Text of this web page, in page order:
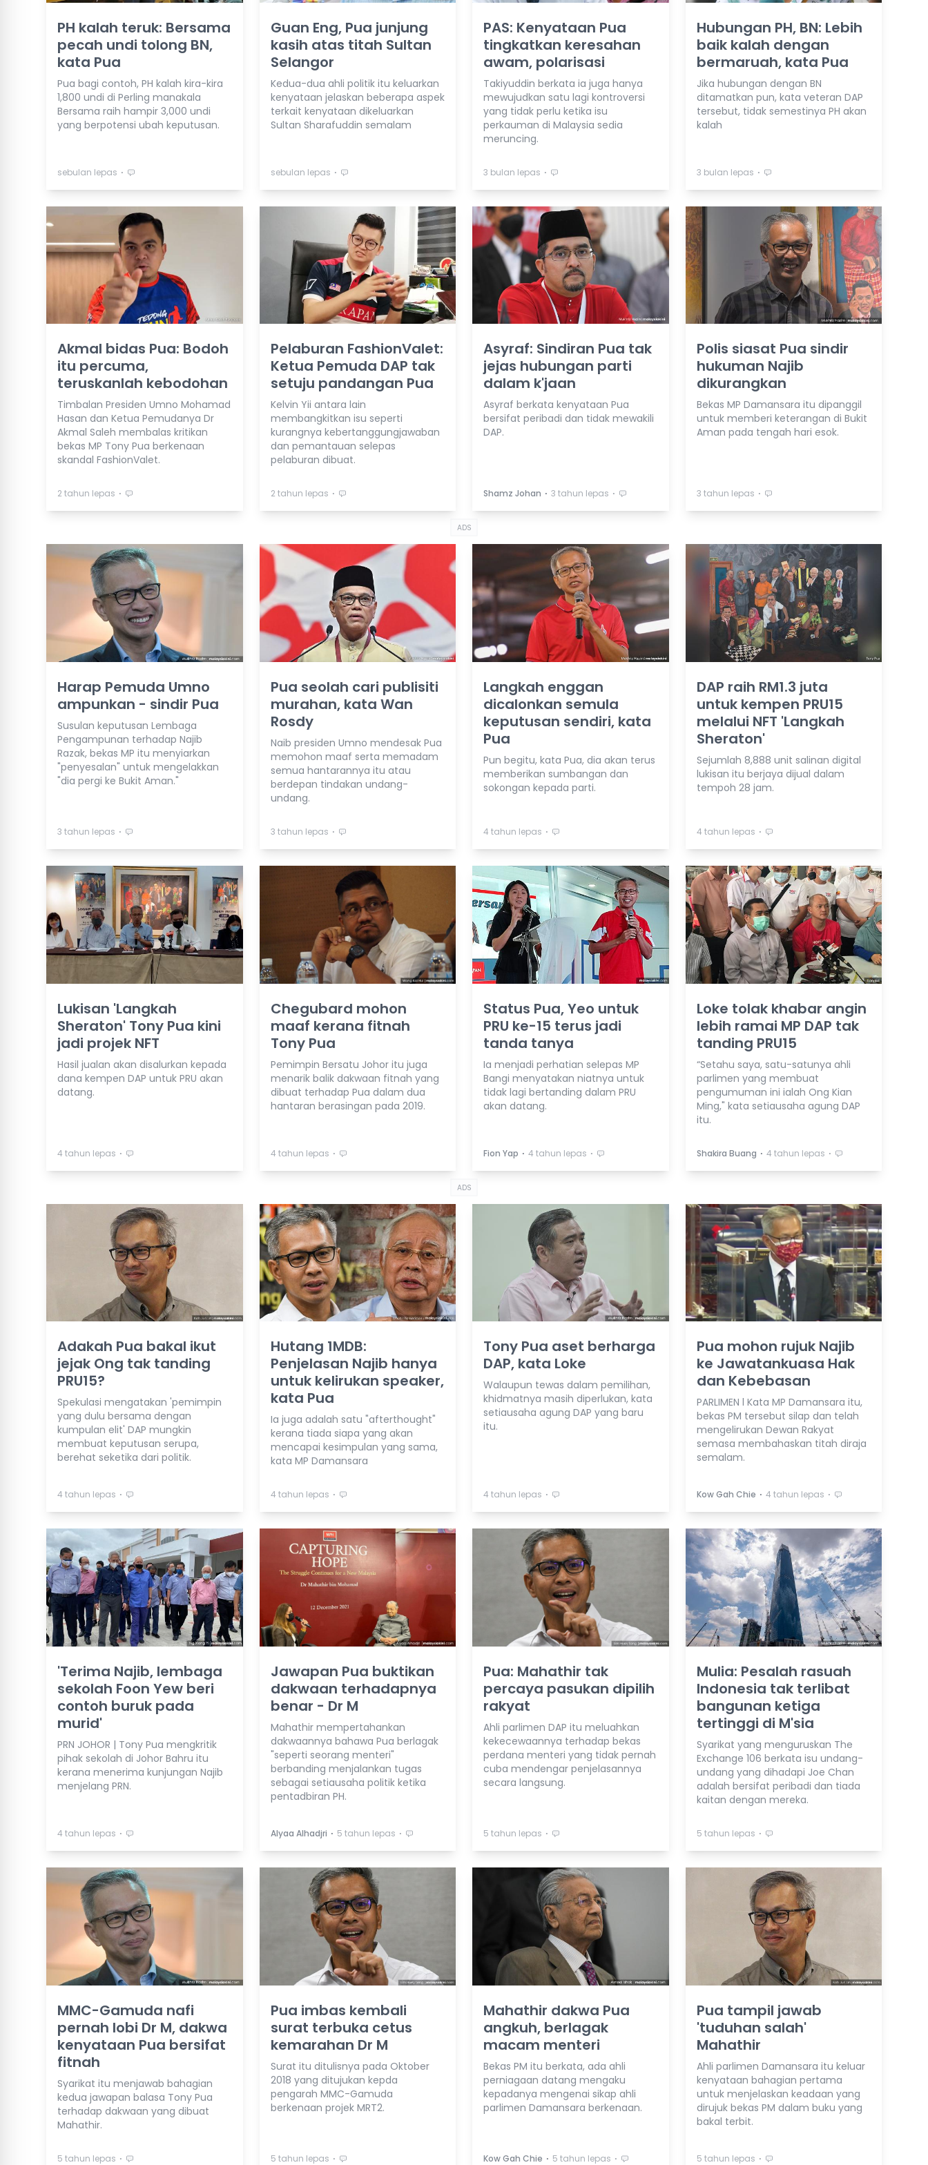
PH kalah teruk: Bersama
pecah undi tolong BN,
kata Pua
Pua bagi contoh, PH kalah kira-kira
1,800 undi di Perling manakala
Bersama raih hampir 3,000 undi
yang berpotensi ubah keputusan.
sebulan lepas ⋅
Guan Eng, Pua junjung
kasih atas titah Sultan
Selangor
Kedua-dua ahli politik itu keluarkan
kenyataan jelaskan beberapa aspek
terkait kenyataan dikeluarkan
Sultan Sharafuddin semalam
sebulan lepas ⋅
PAS: Kenyataan Pua
tingkatkan keresahan
awam, polarisasi
Takiyuddin berkata ia juga hanya
mewujudkan satu lagi kontroversi
yang tidak perlu ketika isu
perkauman di Malaysia sedia
meruncing.
3 bulan lepas ⋅
Hubungan PH, BN: Lebih
baik kalah dengan
bermaruah, kata Pua
Jika hubungan dengan BN
ditamatkan pun, kata veteran DAP
tersebut, tidak semestinya PH akan
kalah
3 bulan lepas ⋅
Akmal bidas Pua: Bodoh
itu percuma,
teruskanlah kebodohan
Timbalan Presiden Umno Mohamad
Hasan dan Ketua Pemudanya Dr
Akmal Saleh membalas kritikan
bekas MP Tony Pua berkenaan
skandal FashionValet.
2 tahun lepas ⋅
Pelaburan FashionValet:
Ketua Pemuda DAP tak
setuju pandangan Pua
Kelvin Yii antara lain
membangkitkan isu seperti
kurangnya kebertanggungjawaban
dan pemantauan selepas
pelaburan dibuat.
2 tahun lepas ⋅
Asyraf: Sindiran Pua tak
jejas hubungan parti
dalam k'jaan
Asyraf berkata kenyataan Pua
bersifat peribadi dan tidak mewakili
DAP.
Shamz Johan ⋅ 3 tahun lepas ⋅
Polis siasat Pua sindir
hukuman Najib
dikurangkan
Bekas MP Damansara itu dipanggil
untuk memberi keterangan di Bukit
Aman pada tengah hari esok.
3 tahun lepas ⋅
ADS
Harap Pemuda Umno
ampunkan - sindir Pua
Susulan keputusan Lembaga
Pengampunan terhadap Najib
Razak, bekas MP itu menyiarkan
"penyesalan" untuk mengelakkan
"dia pergi ke Bukit Aman."
3 tahun lepas ⋅
Pua seolah cari publisiti
murahan, kata Wan
Rosdy
Naib presiden Umno mendesak Pua
memohon maaf serta memadam
semua hantarannya itu atau
berdepan tindakan undang-
undang.
3 tahun lepas ⋅
Langkah enggan
dicalonkan semula
keputusan sendiri, kata
Pua
Pun begitu, kata Pua, dia akan terus
memberikan sumbangan dan
sokongan kepada parti.
4 tahun lepas ⋅
DAP raih RM1.3 juta
untuk kempen PRU15
melalui NFT 'Langkah
Sheraton'
Sejumlah 8,888 unit salinan digital
lukisan itu berjaya dijual dalam
tempoh 28 jam.
4 tahun lepas ⋅
Lukisan 'Langkah
Sheraton' Tony Pua kini
jadi projek NFT
Hasil jualan akan disalurkan kepada
dana kempen DAP untuk PRU akan
datang.
4 tahun lepas ⋅
Chegubard mohon
maaf kerana fitnah
Tony Pua
Pemimpin Bersatu Johor itu juga
menarik balik dakwaan fitnah yang
dibuat terhadap Pua dalam dua
hantaran berasingan pada 2019.
4 tahun lepas ⋅
Status Pua, Yeo untuk
PRU ke-15 terus jadi
tanda tanya
Ia menjadi perhatian selepas MP
Bangi menyatakan niatnya untuk
tidak lagi bertanding dalam PRU
akan datang.
Fion Yap ⋅ 4 tahun lepas ⋅
Loke tolak khabar angin
lebih ramai MP DAP tak
tanding PRU15
“Setahu saya, satu-satunya ahli
parlimen yang membuat
pengumuman ini ialah Ong Kian
Ming," kata setiausaha agung DAP
itu.
Shakira Buang ⋅ 4 tahun lepas ⋅
ADS
Adakah Pua bakal ikut
jejak Ong tak tanding
PRU15?
Spekulasi mengatakan 'pemimpin
yang dulu bersama dengan
kumpulan elit' DAP mungkin
membuat keputusan serupa,
berehat seketika dari politik.
4 tahun lepas ⋅
Hutang 1MDB:
Penjelasan Najib hanya
untuk kelirukan speaker,
kata Pua
Ia juga adalah satu "afterthought"
kerana tiada siapa yang akan
mencapai kesimpulan yang sama,
kata MP Damansara
4 tahun lepas ⋅
Tony Pua aset berharga
DAP, kata Loke
Walaupun tewas dalam pemilihan,
khidmatnya masih diperlukan, kata
setiausaha agung DAP yang baru
itu.
4 tahun lepas ⋅
Pua mohon rujuk Najib
ke Jawatankuasa Hak
dan Kebebasan
PARLIMEN l Kata MP Damansara itu,
bekas PM tersebut silap dan telah
mengelirukan Dewan Rakyat
semasa membahaskan titah diraja
semalam.
Kow Gah Chie ⋅ 4 tahun lepas ⋅
'Terima Najib, lembaga
sekolah Foon Yew beri
contoh buruk pada
murid'
PRN JOHOR | Tony Pua mengkritik
pihak sekolah di Johor Bahru itu
kerana menerima kunjungan Najib
menjelang PRN.
4 tahun lepas ⋅
Jawapan Pua buktikan
dakwaan terhadapnya
benar - Dr M
Mahathir mempertahankan
dakwaannya bahawa Pua berlagak
"seperti seorang menteri"
berbanding menjalankan tugas
sebagai setiausaha politik ketika
pentadbiran PH.
Alyaa Alhadjri ⋅ 5 tahun lepas ⋅
Pua: Mahathir tak
percaya pasukan dipilih
rakyat
Ahli parlimen DAP itu meluahkan
kekecewaannya terhadap bekas
perdana menteri yang tidak pernah
cuba mendengar penjelasannya
secara langsung.
5 tahun lepas ⋅
Mulia: Pesalah rasuah
Indonesia tak terlibat
bangunan ketiga
tertinggi di M'sia
Syarikat yang menguruskan The
Exchange 106 berkata isu undang-
undang yang dihadapi Joe Chan
adalah bersifat peribadi dan tiada
kaitan dengan mereka.
5 tahun lepas ⋅
MMC-Gamuda nafi
pernah lobi Dr M, dakwa
kenyataan Pua bersifat
fitnah
Syarikat itu menjawab bahagian
kedua jawapan balasa Tony Pua
terhadap dakwaan yang dibuat
Mahathir.
5 tahun lepas ⋅
Pua imbas kembali
surat terbuka cetus
kemarahan Dr M
Surat itu ditulisnya pada Oktober
2018 yang ditujukan kepda
pengarah MMC-Gamuda
berkenaan projek MRT2.
5 tahun lepas ⋅
Mahathir dakwa Pua
angkuh, berlagak
macam menteri
Bekas PM itu berkata, ada ahli
perniagaan datang mengaku
kepadanya mengenai sikap ahli
parlimen Damansara berkenaan.
Kow Gah Chie ⋅ 5 tahun lepas ⋅
Pua tampil jawab
'tuduhan salah'
Mahathir
Ahli parlimen Damansara itu keluar
kenyataan bahagian pertama
untuk menjelaskan keadaan yang
dirujuk bekas PM dalam buku yang
bakal terbit.
5 tahun lepas ⋅